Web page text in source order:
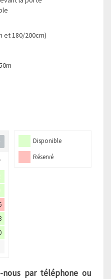
et 180/200cm)
Disponible
Réservé
nous par téléphone ou